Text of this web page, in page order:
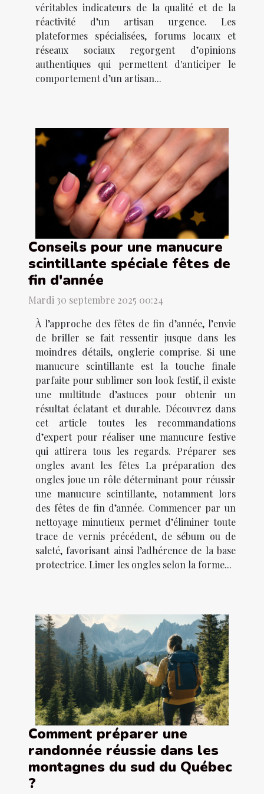
véritables indicateurs de la qualité et de la
réactivité d’un artisan urgence. Les
plateformes spécialisées, forums locaux et
réseaux sociaux regorgent d’opinions
authentiques qui permettent d'anticiper le
comportement d’un artisan...
Conseils pour une manucure
scintillante spéciale fêtes de
fin d'année
Mardi 30 septembre 2025 00:24
À l’approche des fêtes de fin d’année, l’envie
de briller se fait ressentir jusque dans les
moindres détails, onglerie comprise. Si une
manucure scintillante est la touche finale
parfaite pour sublimer son look festif, il existe
une multitude d’astuces pour obtenir un
résultat éclatant et durable. Découvrez dans
cet article toutes les recommandations
d’expert pour réaliser une manucure festive
qui attirera tous les regards. Préparer ses
ongles avant les fêtes La préparation des
ongles joue un rôle déterminant pour réussir
une manucure scintillante, notamment lors
des fêtes de fin d’année. Commencer par un
nettoyage minutieux permet d’éliminer toute
trace de vernis précédent, de sébum ou de
saleté, favorisant ainsi l’adhérence de la base
protectrice. Limer les ongles selon la forme...
Comment préparer une
randonnée réussie dans les
montagnes du sud du Québec
?